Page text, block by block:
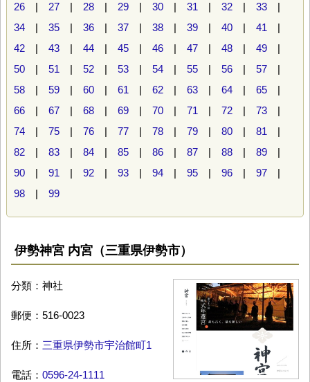
26 | 27 | 28 | 29 | 30 | 31 | 32 | 33 |
34 | 35 | 36 | 37 | 38 | 39 | 40 | 41 |
42 | 43 | 44 | 45 | 46 | 47 | 48 | 49 |
50 | 51 | 52 | 53 | 54 | 55 | 56 | 57 |
58 | 59 | 60 | 61 | 62 | 63 | 64 | 65 |
66 | 67 | 68 | 69 | 70 | 71 | 72 | 73 |
74 | 75 | 76 | 77 | 78 | 79 | 80 | 81 |
82 | 83 | 84 | 85 | 86 | 87 | 88 | 89 |
90 | 91 | 92 | 93 | 94 | 95 | 96 | 97 |
98 | 99
伊勢神宮 内宮（三重県伊勢市）
分類：神社
郵便：516-0023
住所： 三重県伊勢市宇治館町1
電話： 0596-24-1111